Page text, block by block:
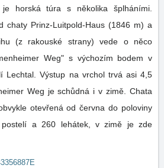
horská túra s několika šplháními.
chaty Prinz-Luitpold-Haus (1846 m) a
(z rakouské strany) vede o něco
Weg" s výchozím bodem v
Lechtal. Výstup na vrchol trvá asi 4,5
Weg je schůdná i v zimě. Chata
otevřená od června do poloviny
a 260 lehátek, v zimě je zde